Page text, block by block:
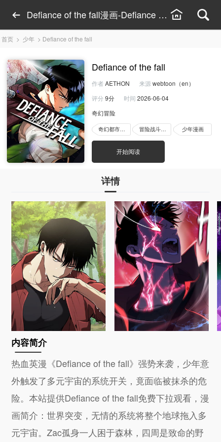
Defiance of the fall漫画-Defiance of the fall漫画
首页 > 少年 > Defiance of the fall
Defiance of the fall
作者 AETHON 来源 webtoon（en）
评分 9分 时间 2026-06-04
奇幻冒险
奇幻都市漫画 冒险战斗漫画 少年漫画
开始阅读
详情
内容简介
热血英漫《Defiance of the fall》强势来袭，少年意
外触发了多元宇宙的系统开关，竟面临被抹杀的危
险。本站提供Defiance of the fall免费下拉观看，漫
画简介：世界突变，无情的系统将整个地球拖入多
元宇宙。Zac孤身一人困于森林，四周是致命的野